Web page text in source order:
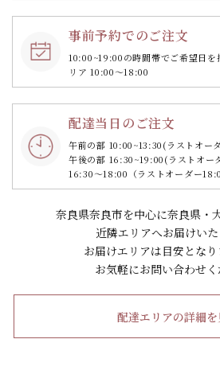
事前予約でのご注文
10:00~19:00の時間帯でご希望日を
リア 10:00～18:00
配達当日のご注文
午前の部 10:00~13:30(ラストオー
午後の部 16:30~19:00(ラストオー
16:30～18:00（ラストオーダー
奈良県奈良市を中心に奈良県・
近隣エリアへお届けいた
お届けエリアは目安となり
お気軽にお問い合わせく
配達エリアの詳細を